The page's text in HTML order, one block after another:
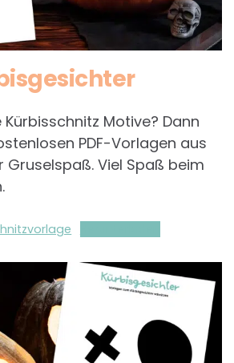
Motive? Dann
PDF-Vorlagen aus
Gruselspaß. Viel Spaß beim